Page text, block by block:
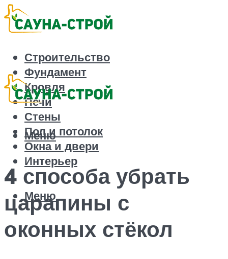
Строительство
Фундамент
Кровля
Печи
Стены
Пол и потолок
Окна и двери
Интерьер
Меню
Меню
4 способа убрать
царапины с
оконных стёкол